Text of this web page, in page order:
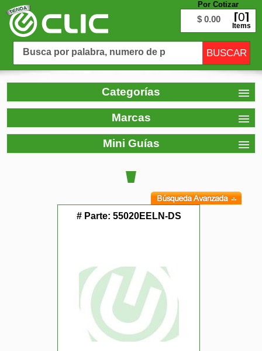
Por Cotizar
$ 0.00 0
Items
Categorías
Marcas
Mini Guías
# Parte: 55020EELN-DS